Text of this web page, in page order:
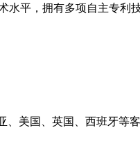
水平，拥有多项自主专
美国、英国、西班牙